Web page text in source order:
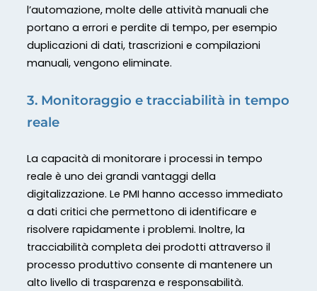
l’automazione, molte delle attività manuali che
portano a errori e perdite di tempo, per esempio
duplicazioni di dati, trascrizioni e compilazioni
manuali, vengono eliminate.
3. Monitoraggio e tracciabilità in tempo
reale
La capacità di monitorare i processi in tempo
reale è uno dei grandi vantaggi della
digitalizzazione. Le PMI hanno accesso immediato
a dati critici che permettono di identificare e
risolvere rapidamente i problemi. Inoltre, la
tracciabilità completa dei prodotti attraverso il
processo produttivo consente di mantenere un
alto livello di trasparenza e responsabilità.